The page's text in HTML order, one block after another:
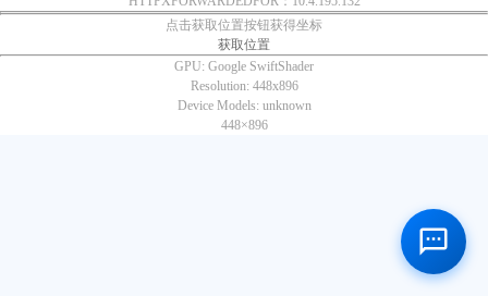
点击获取位置按钮获得坐标
获取位置
GPU: Google SwiftShader
Resolution: 448x896
Device Models: unknown
448×896